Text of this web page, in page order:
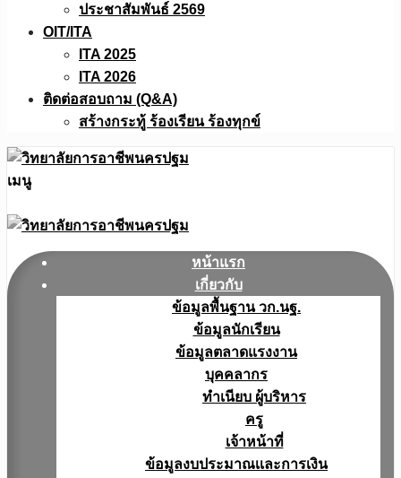
ประชาสัมพันธ์ 2569
OIT/ITA
ITA 2025
ITA 2026
ติดต่อสอบถาม (Q&A)
สร้างกระทู้ ร้องเรียน ร้องทุกข์
เมนู
หน้าแรก
เกี่ยวกับ
ข้อมูลพื้นฐาน วก.นฐ.
ข้อมูลนักเรียน
ข้อมูลตลาดแรงงาน
บุคคลากร
ทำเนียบ ผู้บริหาร
ครู
เจ้าหน้าที่
ข้อมูลงบประมาณเเละการเงิน